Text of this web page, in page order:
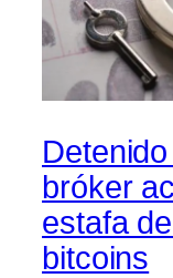
bróker
estafa
bitcoins